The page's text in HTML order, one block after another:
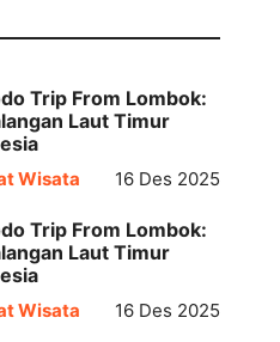
Trip From Lombok:
Laut Timur
Wisata 16 Des 2025
Trip From Lombok:
Laut Timur
Wisata 16 Des 2025